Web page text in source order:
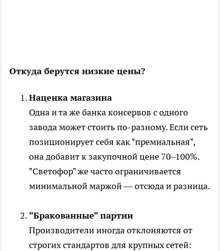
Откуда берутся низкие цены?
Наценка магазина
Одна и та же банка консервов с одного
завода может стоить по-разному. Если сеть
позиционирует себя как "премиальная",
она добавит к закупочной цене 70–100%.
"Светофор" же часто ограничивается
минимальной маржой — отсюда и разница.
"Бракованные" партии
Производители иногда отклоняются от
строгих стандартов для крупных сетей: